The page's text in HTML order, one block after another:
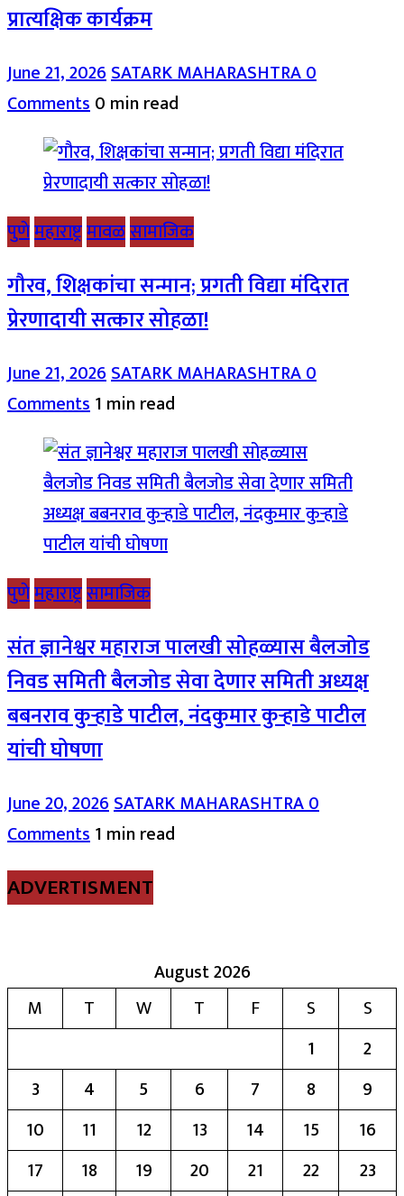
प्रात्यक्षिक कार्यक्रम
June 21, 2026SATARK MAHARASHTRA0
Comments0 min read
पुणेमहाराष्ट्रमावळसामाजिक
गौरव, शिक्षकांचा सन्मान; प्रगती विद्या मंदिरात
प्रेरणादायी सत्कार सोहळा!
June 21, 2026SATARK MAHARASHTRA0
Comments1 min read
पुणेमहाराष्ट्रसामाजिक
संत ज्ञानेश्वर महाराज पालखी सोहळ्यास बैलजोड
निवड समिती बैलजोड सेवा देणार समिती अध्यक्ष
बबनराव कुऱ्हाडे पाटील, नंदकुमार कुऱ्हाडे पाटील
यांची घोषणा
June 20, 2026SATARK MAHARASHTRA0
Comments1 min read
ADVERTISMENT
August 2026
M
T W T F S
S
1
2
3
4 5 6 7 8
9
10
11 12 13 14 15
16
17
18 19 20 21 22
23